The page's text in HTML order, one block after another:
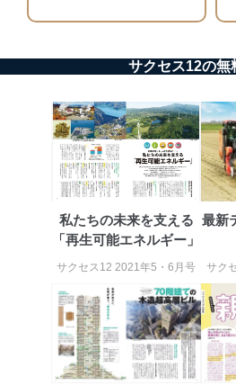
アクセス者の識別と認証
ベース等を取り扱う情報シ
外部からの不正アクセス等の防
個人データを取り扱う機器
システムを最新の状態に保
個人データを取り扱う機器
ソフトウェア等を導入し、
情報システムの使用に伴う漏洩
送信する場合に、当該ファ
設定しています。
個人情報保護マネジメントシステ
当社は、内部監査及びマネジメン
じて、個人情報保護マネジメント
サクセス12の無
私たちの未来を支える
「再生可能エネルギー」
サクセス12 2021年5・6月号
最新
サク